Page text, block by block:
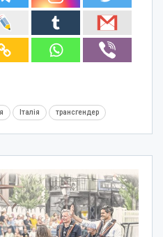
Італія трансгендер